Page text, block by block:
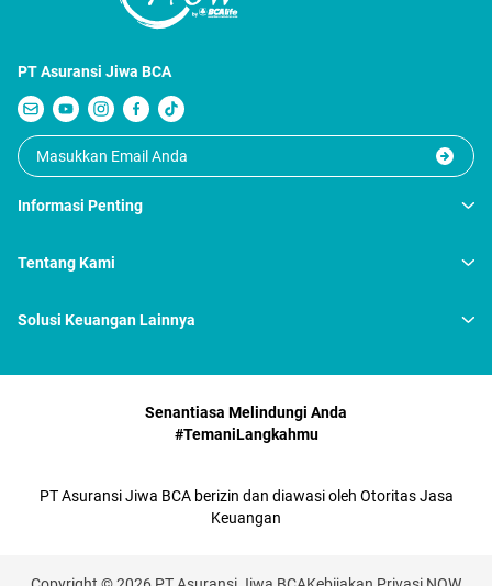
PT Asuransi Jiwa BCA
Informasi Penting
Tentang Kami
Solusi Keuangan Lainnya
Senantiasa Melindungi Anda
#TemaniLangkahmu
PT Asuransi Jiwa BCA berizin dan diawasi oleh Otoritas Jasa
Keuangan